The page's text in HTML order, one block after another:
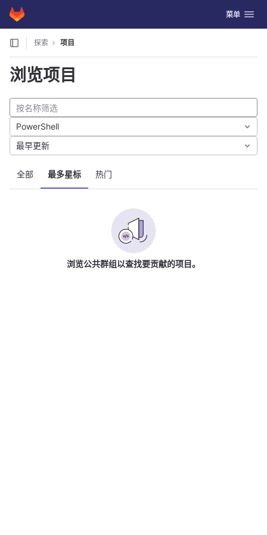
Skip to content
GitLab 切换导航
菜单
探索 项目
浏览项目
全部 最多星标 热门
PowerShell
最早更新
浏览公共群组以查找要贡献的项目。